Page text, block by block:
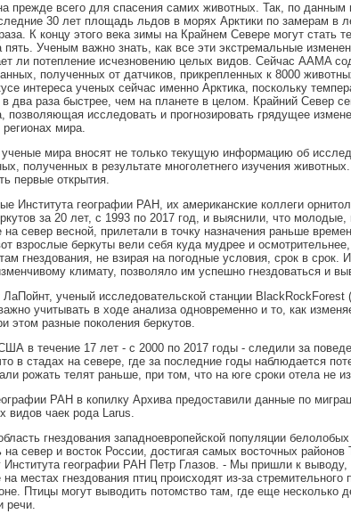
прежде всего для спасения самих животных. Так, по данным
30 лет площадь льдов в морях Арктики по замерам в
К концу этого века зимы на Крайнем Севере могут стать
пять. Ученым важно знать, как все эти экстремальные
ли потепление исчезновению целых видов. Сейчас AAMA
полученных от датчиков, прикрепленных к 8000
интереса ученых сейчас именно Арктика, поскольку
два раза быстрее, чем на планете в целом. Крайний Север
позволяющая исследовать и прогнозировать грядущее
мира.
мира вносят не только текущую информацию об
полученных в результате многолетнего изучения
первые открытия.
Института географии РАН, их американские коллеги
за 20 лет, с 1993 по 2017 год, и выяснили, что молодые,
север весной, прилетали в точку назначения раньше
взрослые беркуты вели себя куда мудрее и
гнездования, не взирая на погодные условия, срок в срок.
климату, позволяло им успешно гнездоваться и
ЛаПойнт, ученый исследовательской станции
учитывать в ходе анализа одновременно и то, как
этом разные поколения беркутов.
в течение 17 лет - с 2000 по 2017 годы - следили за
в стадах на севере, где за последние годы наблюдается
рожать телят раньше, при том, что на юге сроки отела не
РАН в копилку Архива предоставили данные по
видов чаек рода Larus.
гнездования западноевропейской популяции белолобых
север и восток России, достигая самых восточных районов
Института географии РАН Петр Глазов. - Мы пришли к выводу,
местах гнездования птиц происходят из-за стремительного
Птицы могут выводить потомство там, где еще несколько
речи.